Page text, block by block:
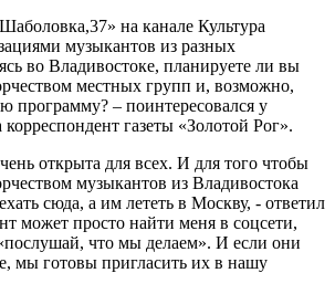
на канале Культура
музыкантов из разных
во Владивостоке, планируете ли вы
местных групп и, возможно,
программу? – поинтересовался у
газеты «Золотой Рог».
открыта для всех. И для того чтобы
музыкантов из Владивостока
сюда, а им лететь в Москву, - ответил
может просто найти меня в соцсети,
что мы делаем». И если они
мы готовы пригласить их в нашу